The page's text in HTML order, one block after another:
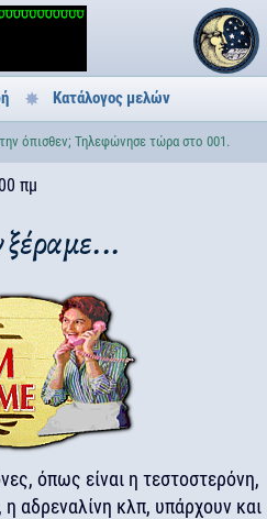
Κατάλογος μελών
όπισθεν; Τηλεφώνησε τώρα στο 001.
πμ
ξέραμε...
όπως είναι η τεστοστερόνη,
η αδρεναλίνη κλπ, υπάρχουν και